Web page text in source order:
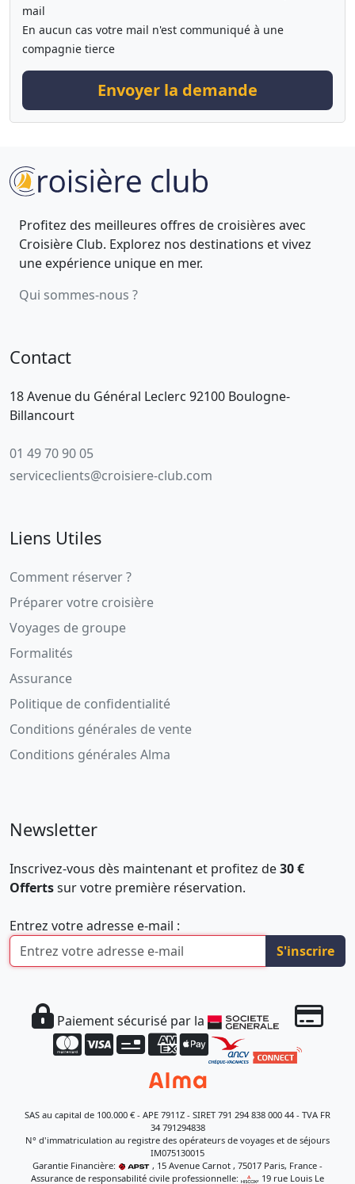
mail
En aucun cas votre mail n'est communiqué à une
compagnie tierce
Envoyer la demande
Profitez des meilleures offres de croisières avec
Croisière Club. Explorez nos destinations et vivez
une expérience unique en mer.
Qui sommes-nous ?
Contact
18 Avenue du Général Leclerc 92100 Boulogne-
Billancourt
01 49 70 90 05
serviceclients@croisiere-club.com
Liens Utiles
Comment réserver ?
Préparer votre croisière
Voyages de groupe
Formalités
Assurance
Politique de confidentialité
Conditions générales de vente
Conditions générales Alma
Newsletter
Inscrivez-vous dès maintenant et profitez de30 €
Offertssur votre première réservation.
Entrez votre adresse e-mail :
S'inscrire
Paiement sécurisé par la
SAS au capital de 100.000 € - APE 7911Z - SIRET 791 294 838 000 44 - TVA FR
34 791294838
N° d'immatriculation au registre des opérateurs de voyages et de séjours
IM075130015
Garantie Financière:
, 15 Avenue Carnot , 75017 Paris, France -
Assurance de responsabilité civile professionnelle:
, 19 rue Louis Le